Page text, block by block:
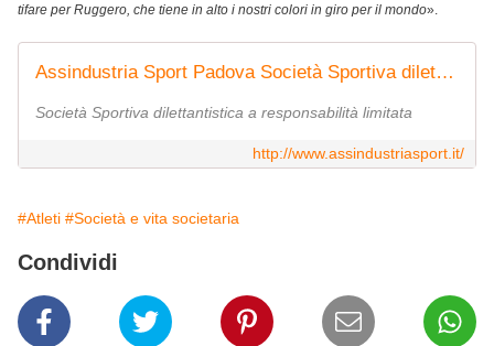
tifare per Ruggero, che tiene in alto i nostri colori in giro per il mondo».
Assindustria Sport Padova Società Sportiva dilettantistica a responsabilità limitata
Società Sportiva dilettantistica a responsabilità limitata
http://www.assindustriasport.it/
#Atleti #Società e vita societaria
Condividi